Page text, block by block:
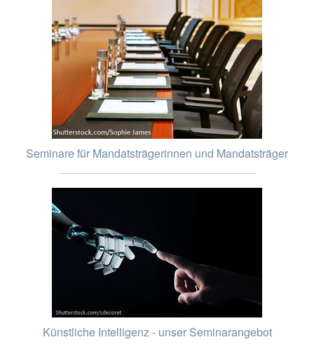
Seminare für Mandatsträgerinnen und Mandatsträger
Künstliche Intelligenz - unser Seminarangebot